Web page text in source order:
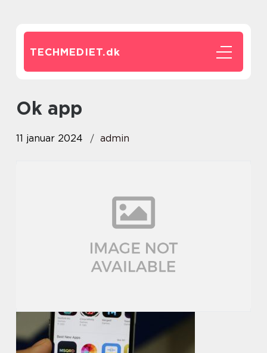
TECHMEDIET.dk
ok app
11 januar 2024 admin